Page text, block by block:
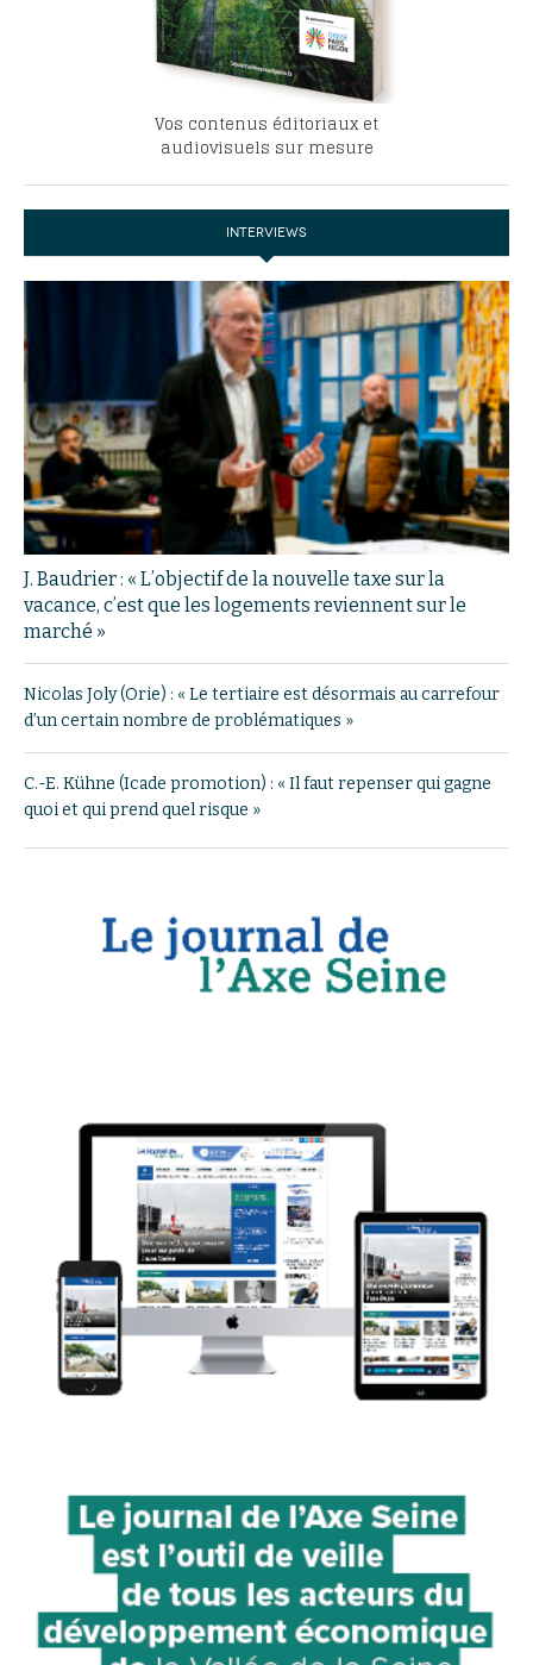
Vos contenus éditoriaux et
audiovisuels sur mesure
INTERVIEWS
J. Baudrier : « L’objectif de la nouvelle taxe sur la
vacance, c’est que les logements reviennent sur le
marché »
Nicolas Joly (Orie) : « Le tertiaire est désormais au carrefour
d’un certain nombre de problématiques »
C.-E. Kühne (Icade promotion) : « Il faut repenser qui gagne
quoi et qui prend quel risque »